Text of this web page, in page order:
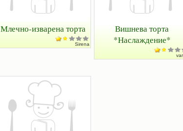
Млечно-изварена торта
Sirena
Вишнева торта
*Наслаждение*